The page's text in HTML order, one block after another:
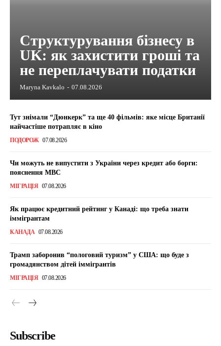
Структурування бізнесу в
UK: як захистити гроші та
не переплачувати податки
Maryna Kavkalo - 07.08.2026
Тут знімали “Дюнкерк” та ще 40 фільмів: яке місце Британії
найчастіше потрапляє в кіно
ПОДОРОЖ 07.08.2026
Чи можуть не випустити з України через кредит або борги:
пояснення МВС
МІГРАЦІЯ 07.08.2026
Як працює кредитний рейтинг у Канаді: що треба знати
іммігрантам
КАНАДА 07.08.2026
Трамп заборонив “пологовий туризм” у США: що буде з
громадянством дітей іммігрантів
МІГРАЦІЯ 07.08.2026
Subscribe